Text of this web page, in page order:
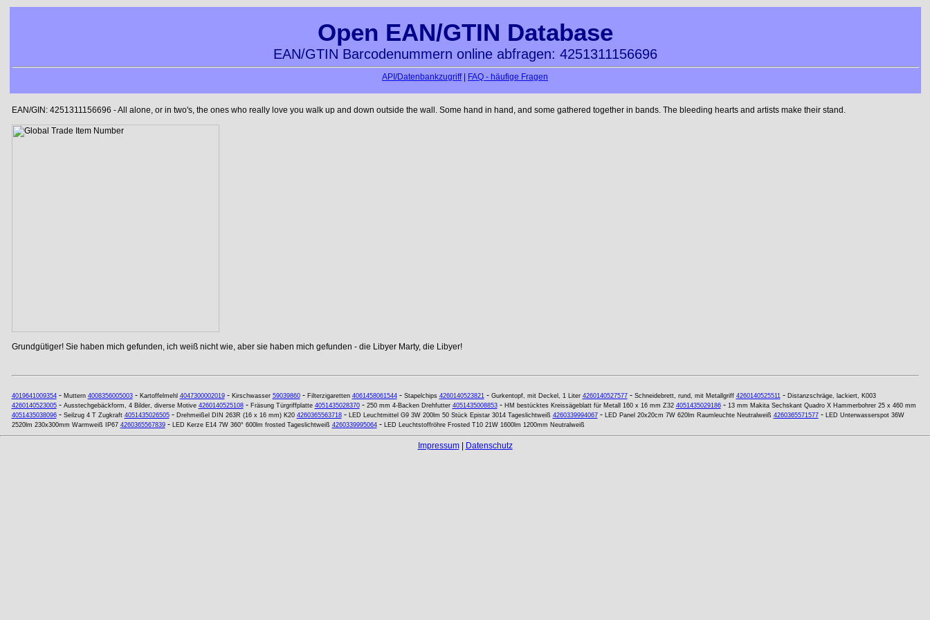
Open EAN/GTIN Database
EAN/GTIN Barcodenummern online abfragen: 4251311156696
API/Datenbankzugriff| FAQ - häufige Fragen
EAN/GIN: 4251311156696 - All alone, or in two's, the ones who really love you walk up and down outside the wall. Some hand in hand, and some gathered together in bands. The bleeding hearts and artists make their stand.
Grundgütiger! Sie haben mich gefunden, ich weiß nicht wie, aber sie haben mich gefunden - die Libyer Marty, die Libyer!
4019641009354- Muttern 4008356005003- Kartoffelmehl 4047300002019- Kirschwasser 59039860- Filterzigaretten 4061458061544- Stapelchips 4260140523821- Gurkentopf, mit Deckel, 1 Liter 4260140527577- Schneidebrett, rund, mit Metallgriff 4260140525511- Distanzschräge, lackiert, K003
4260140523005- Ausstechgebäckform, 4 Bilder, diverse Motive 4260140525108- Fräsung Türgriffplatte 4051435028370- 250 mm 4-Backen Drehfutter 4051435008853- HM bestücktes Kreissägeblatt für Metall 160 x 16 mm Z32 4051435029186- 13 mm Makita Sechskant Quadro X Hammerbohrer 25 x 460 mm
4051435038096- Seilzug 4 T Zugkraft 4051435026505- Drehmeißel DIN 263R (16 x 16 mm) K20 4260365563718- LED Leuchtmittel G9 3W 200lm 50 Stück Epistar 3014 Tageslichtweiß 4260339994067- LED Panel 20x20cm 7W 620lm Raumleuchte Neutralweiß 4260365571577- LED Unterwasserspot 36W
2520lm 230x300mm Warmweiß IP67 4260365567839- LED Kerze E14 7W 360° 600lm frosted Tageslichtweiß 4260339995064- LED Leuchtstoffröhre Frosted T10 21W 1600lm 1200mm Neutralweiß
Impressum| Datenschutz